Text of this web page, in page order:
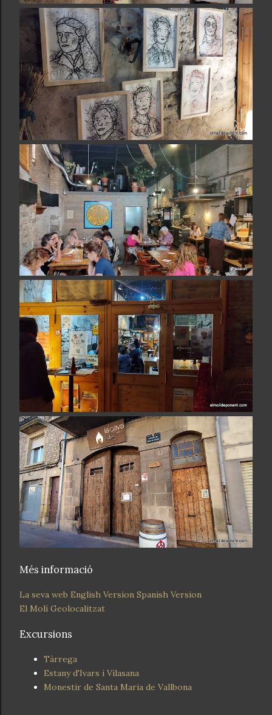
Més informació
La seva web English Version Spanish Version
El Molí Geolocalitzat
Excursions
Tàrrega
Estany d'Ivars i Vilasana
Monestir de Santa Maria de Vallbona